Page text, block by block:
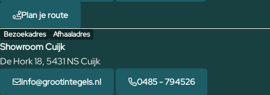
Plan je route
Bezoekadres Afhaaladres
Showroom Cuijk
De Hork 18, 5431 NS Cuijk
info@grootintegels.nl 0485 - 794526